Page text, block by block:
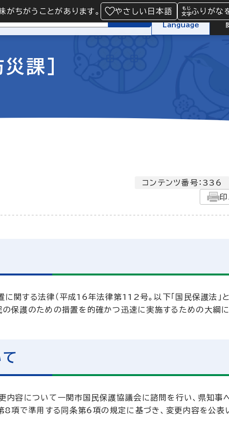
がちがうことがあります。 やさしい日本語 ふりがな
検索
Language
課]
コンテンツ番号：336
印
関する法律（平成16年法律第112号。以下「国民保護法」と
保護のための措置を的確かつ迅速に実施するための大綱に
容について一関市国民保護協議会に諮問を行い、県知事
で準用する同条第6項の規定に基づき、変更内容を公表い